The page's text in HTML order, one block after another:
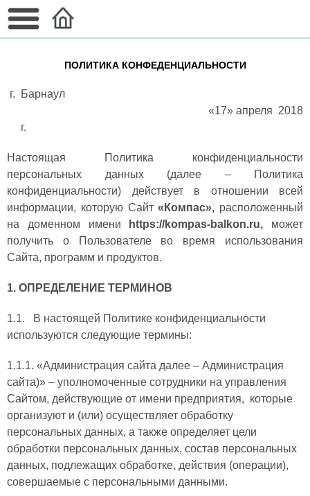
ПОЛИТИКА КОНФЕДЕНЦИАЛЬНОСТИ
г. Барнаул
«17» апреля 2018
г.
Настоящая Политика конфиденциальности
персональных данных (далее – Политика
конфиденциальности) действует в отношении всей
информации, которую Сайт«Компас», расположенный
на доменном имени
https://kompas-balkon.ru, может
получить о Пользователе во время использования
Сайта, программ и продуктов.
1. ОПРЕДЕЛЕНИЕ ТЕРМИНОВ
1.1. В настоящей Политике конфиденциальности
используются следующие термины:
1.1.1. «Администрация сайта далее – Администрация
сайта)» – уполномоченные сотрудники на управления
Сайтом, действующие от имени предприятия, которые
организуют и (или) осуществляет обработку
персональных данных, а также определяет цели
обработки персональных данных, состав персональных
данных, подлежащих обработке, действия (операции),
совершаемые с персональными данными.